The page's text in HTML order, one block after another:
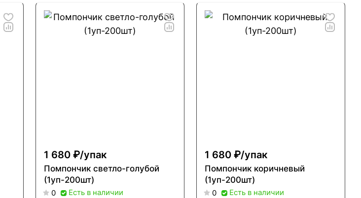
1 680 ₽/упак
Помпончик светло-голубой
(1уп-200шт)
0 Есть в наличии
1 680 ₽/упак
Помпончик коричневый
(1уп-200шт)
0 Есть в наличии